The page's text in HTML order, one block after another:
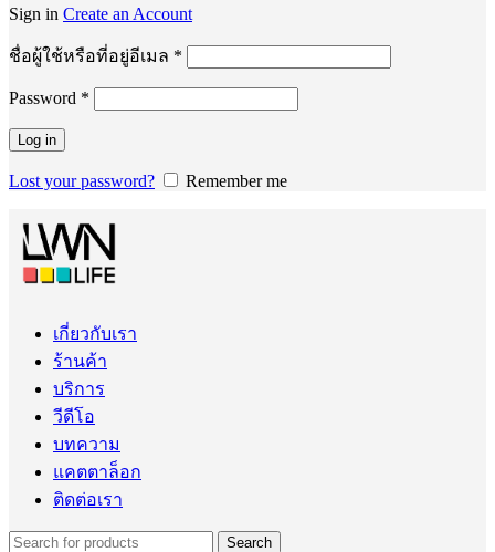
Sign in Create an Account
ชื่อผู้ใช้หรือที่อยู่อีเมล *
Password *
Log in
Lost your password? Remember me
เกี่ยวกับเรา
ร้านค้า
บริการ
วีดีโอ
บทความ
แคตตาล็อก
ติดต่อเรา
Search